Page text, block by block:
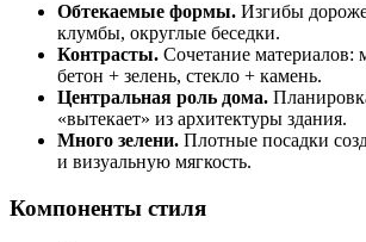
Обтекаемые формы. Изгибы
клумбы, округлые беседки.
Контрасты. Сочетание материалов:
бетон + зелень, стекло + камень.
Центральная роль дома.
«вытекает» из архитектуры здания.
Много зелени. Плотные посадки
и визуальную мягкость.
Компоненты стиля